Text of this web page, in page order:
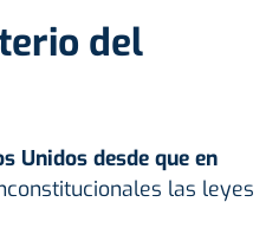
del
Unidos desde que en
las leyes